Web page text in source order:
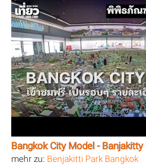
Bangkok City Model -
mehr zu: Benjakitti Park Bangkok